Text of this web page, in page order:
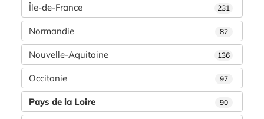
Île-de-France 231
Normandie 82
Nouvelle-Aquitaine 136
Occitanie 97
Pays de la Loire 90